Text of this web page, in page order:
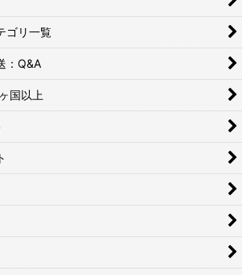
ゴリ一覧
：Q&A
国以上